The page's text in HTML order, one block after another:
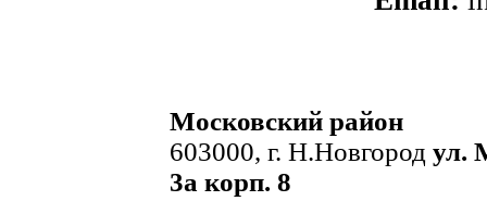
Московский район
603000, г. Н.Новгород ул.
3а корп. 8